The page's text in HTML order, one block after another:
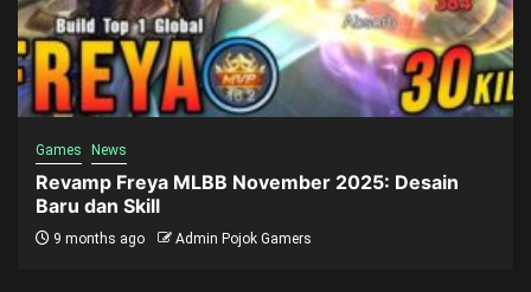
Games News
Revamp Freya MLBB November 2025: Desain
Baru dan Skill
9 months ago Admin Pojok Gamers